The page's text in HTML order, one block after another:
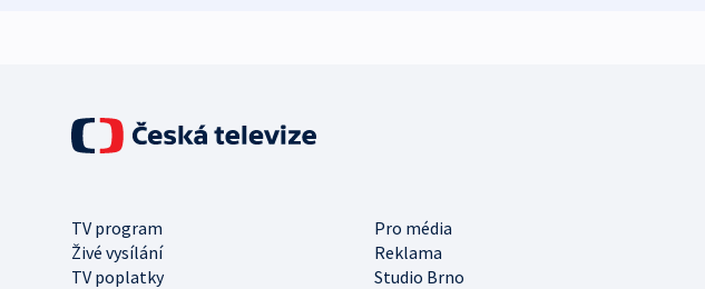
TV program
Pro média
Živé vysílání
Reklama
TV poplatky
Studio Brno